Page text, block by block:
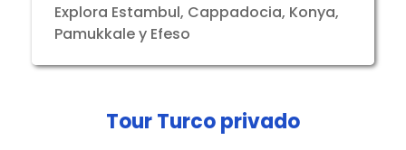
Explora Estambul, Cappadocia, Konya,
Pamukkale y Efeso
Tour Turco privado